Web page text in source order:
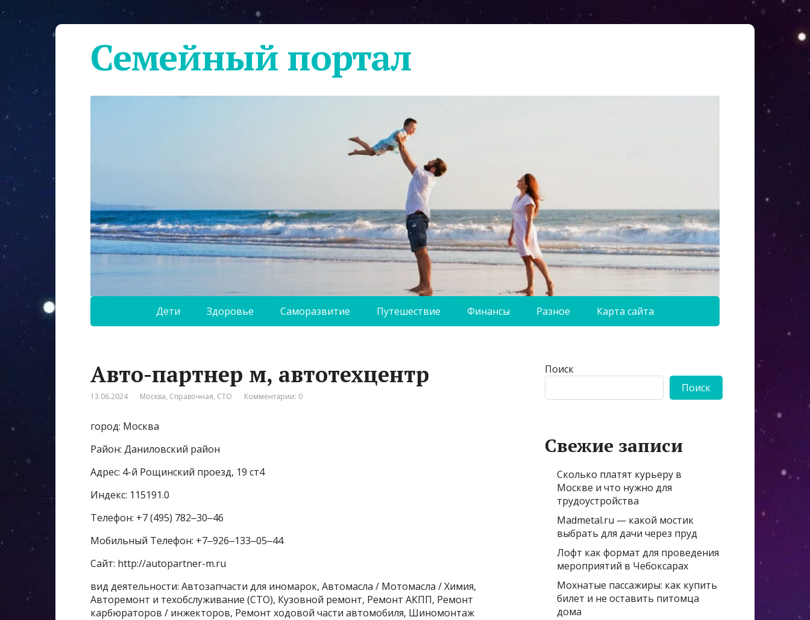
Семейный портал
Дети Здоровье Саморазвитие Путешествие Финансы Разное Карта сайта
Авто-партнер м, автотехцентр
13.06.2024 Москва, Справочная, СТО Комментарии: 0
город: Москва
Район: Даниловский район
Адрес: 4-й Рощинский проезд, 19 ст4
Индекс: 115191.0
Телефон: +7 (495) 782‒30‒46
Мобильный Телефон: +7‒926‒133‒05‒44
Сайт: http://autopartner-m.ru
вид деятельности: Автозапчасти для иномарок, Автомасла / Мотомасла / Химия,
Авторемонт и техобслуживание (СТО), Кузовной ремонт, Ремонт АКПП, Ремонт
карбюраторов / инжекторов, Ремонт ходовой части автомобиля, Шиномонтаж
Поиск
Поиск
Свежие записи
Сколько платят курьеру в
Москве и что нужно для
трудоустройства
Madmetal.ru — какой мостик
выбрать для дачи через пруд
Лофт как формат для проведения
мероприятий в Чебоксарах
Мохнатые пассажиры: как купить
билет и не оставить питомца
дома